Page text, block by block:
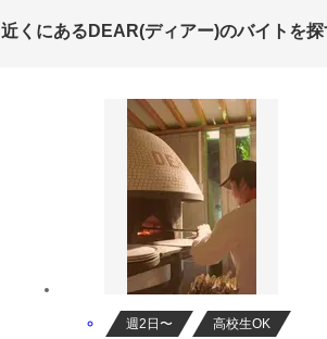
近くにあるDEAR(ディアー)のバイトを探
週2日〜 高校生OK